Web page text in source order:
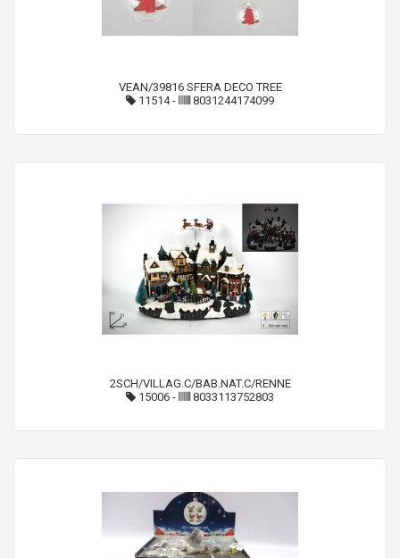
VEAN/39816 SFERA DECO TREE
11514- 8031244174099
2SCH/VILLAG.C/BAB.NAT.C/RENNE
15006 - 8033113752803